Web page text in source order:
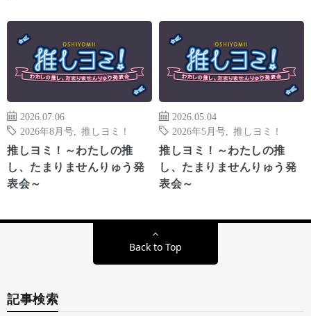
2026.07.06
2026年8月号
推しヨミ！
推しヨミ！～わたしの推
し、たまりませんりゅう発
表会～
2026.05.04
2026年5月号
推しヨミ！
推しヨミ！～わたしの推
し、たまりませんりゅう発
表会～
Back to Top
記事検索